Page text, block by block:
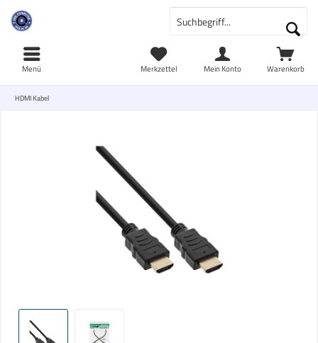
Warenkorb
Merkzettel Mein Konto
Menü
HDMI Kabel